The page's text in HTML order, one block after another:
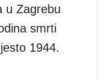
u Zagrebu
smrti
1944.